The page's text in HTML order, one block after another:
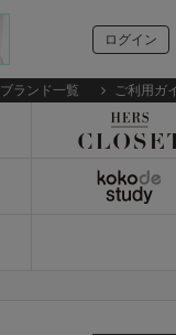
ログイン
ブランド一覧 ご利用ガ